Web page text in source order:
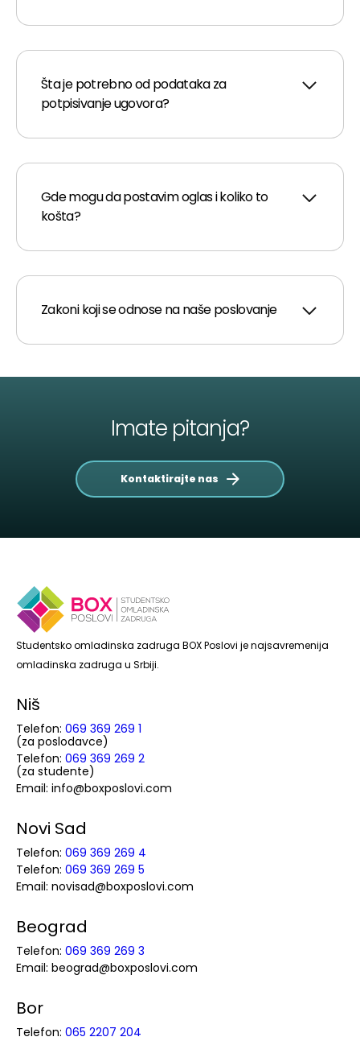
Šta je potrebno od podataka za
potpisivanje ugovora?
Gde mogu da postavim oglas i koliko to
košta?
Zakoni koji se odnose na naše poslovanje
Imate pitanja?
Kontaktirajte nas
Studentsko omladinska zadruga BOX Poslovi je najsavremenija
omladinska zadruga u Srbiji.
Niš
Telefon: 069 369 269 1
(za poslodavce)
Telefon: 069 369 269 2
(za studente)
Email: info@boxposlovi.com
Novi Sad
Telefon: 069 369 269 4
Telefon: 069 369 269 5
Email: novisad@boxposlovi.com
Beograd
Telefon: 069 369 269 3
Email: beograd@boxposlovi.com
Bor
Telefon: 065 2207 204